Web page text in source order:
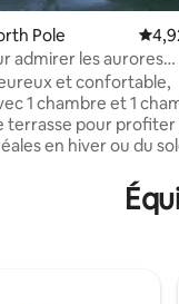
Pole
admirer les aurores
et confortable,
1 chambre et 1
terrasse pour profiter
en hiver ou du
d'intimité,
abri pour voiture.